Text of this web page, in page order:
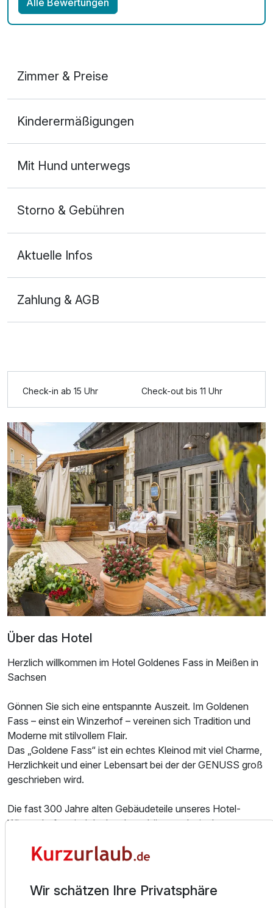
Zimmer & Preise
2 Erwachsene und 1 Kind
Für 4 Tage p.P. ab999,00 €
Doppelzimmer Deluxe Plus
2 Erwachsene
Ausstattung
Für 4 Tage p.P. ab223,50 €
2 Erwachsene
Kinderermäßigungen
Mit Hund unterwegs
Storno & Gebühren
Aktuelle Infos
Zahlung & AGB
Check-in ab 15 Uhr Check-out bis 11 Uhr
Über das Hotel
Herzlich willkommen im Hotel Goldenes Fass in Meißen in
Sachsen
Gönnen Sie sich eine entspannte Auszeit. Im Goldenen
Fass – einst ein Winzerhof – vereinen sich Tradition und
Moderne mit stilvollem Flair.
Das „Goldene Fass“ ist ein echtes Kleinod mit viel Charme,
Herzlichkeit und einer Lebensart bei der der GENUSS groß
geschrieben wird.
Die fast 300 Jahre alten Gebäudeteile unseres Hotel-
Winzerdorfes sind denkmalgeschützt und mit elegantem
Wellnesszimmer mit eigener Whirlwanne und zum großen
Wellness und Day Spa im Hotel Goldenes Fass
Wir schätzen Ihre Privatsphäre